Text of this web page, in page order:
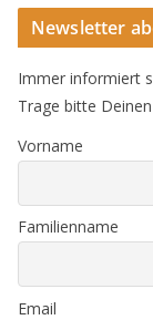
Newsletter
Immer informiert
Trage bitte
Vorname
Familienname
Email